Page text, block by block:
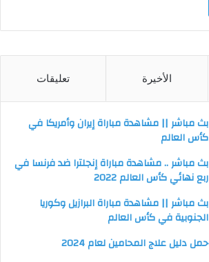
الأخيرة تعليقات
بث مباشر || مشاهدة مباراة إيران وأمريكا في
كأس العالم
بث مباشر .. مشاهدة مباراة إنجلترا ضد فرنسا في
ربع نهائي كأس العالم 2022
بث مباشر || مشاهدة مباراة البرازيل وكوريا
الجنوبية في كأس العالم
حمل دليل علاج المحامين لعام 2024